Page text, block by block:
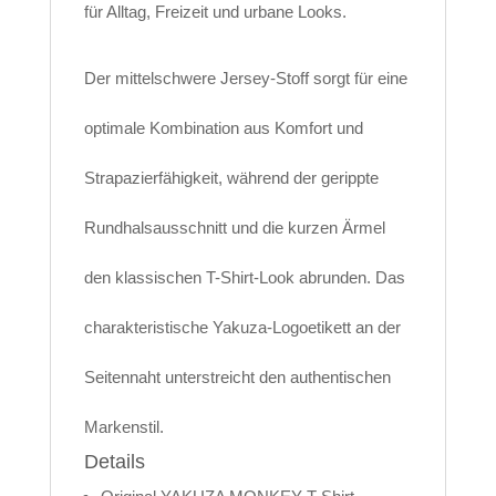
für Alltag, Freizeit und urbane Looks.
Der mittelschwere Jersey-Stoff sorgt für eine
optimale Kombination aus Komfort und
Strapazierfähigkeit, während der gerippte
Rundhalsausschnitt und die kurzen Ärmel
den klassischen T-Shirt-Look abrunden. Das
charakteristische Yakuza-Logoetikett an der
Seitennaht unterstreicht den authentischen
Markenstil.
Details